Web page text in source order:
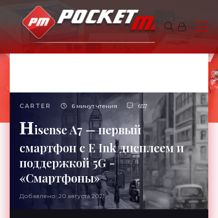
CARTER 6 минут чтения 657
Hisense A7 — первый
смартфон с E Ink дисплеем и
поддержкой 5G -
«Смартфоны»
Добавлено: 20 августа 2021